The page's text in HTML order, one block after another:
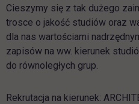
Cieszymy się z tak dużego
trosce o jakość studiów oraz
dla nas wartościami
zapisów na ww. kierunek
do równoległych grup.
Rekrutacja na kierunek: